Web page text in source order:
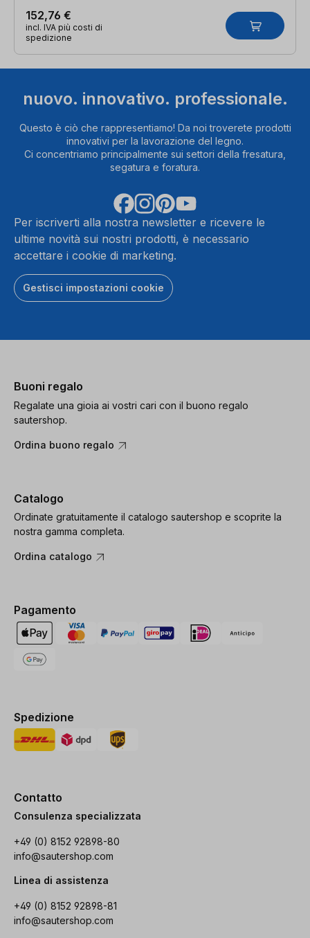
152,76 €
incl. IVA più costi di
spedizione
nuovo. innovativo. professionale.
Questo è ciò che rappresentiamo! Da noi troverete prodotti
innovativi per la lavorazione del legno.
Ci concentriamo principalmente sui settori della fresatura,
segatura e foratura.
Per iscriverti alla nostra newsletter e ricevere le
ultime novità sui nostri prodotti, è necessario
accettare i cookie di marketing.
Gestisci impostazioni cookie
Buoni regalo
Regalate una gioia ai vostri cari con il buono regalo
sautershop.
Ordina buono regalo
Catalogo
Ordinate gratuitamente il catalogo sautershop e scoprite la
nostra gamma completa.
Ordina catalogo
Pagamento
Spedizione
Contatto
Consulenza specializzata
+49 (0) 8152 92898-80
info@sautershop.com
Linea di assistenza
+49 (0) 8152 92898-81
info@sautershop.com